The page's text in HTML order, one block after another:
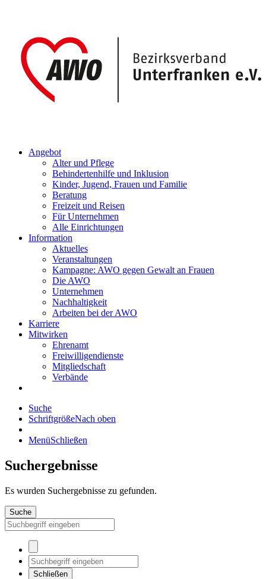
Angebot
Alter und Pflege
Behindertenhilfe und Inklusion
Kinder, Jugend, Frauen und Familie
Beratung
Freizeit und Reisen
Für Unternehmen
Alle Einrichtungen
Information
Aktuelles
Veranstaltungen
Kampagne: AWO gegen Gewalt an Frauen
Die AWO
Unternehmen
Nachhaltigkeit
Arbeiten bei der AWO
Karriere
Mitwirken
Ehrenamt
Freiwilligendienste
Mitgliedschaft
Verbände
Suche
SchriftgrößeNach oben
MenüSchließen
Suchergebnisse
Es wurden Suchergebnisse zu gefunden.
Suche
Schließen